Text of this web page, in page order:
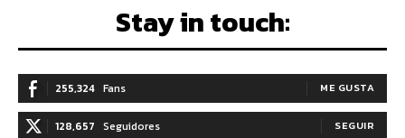
Stay in touch:
255,324 Fans ME GUSTA
128,657 Seguidores SEGUIR